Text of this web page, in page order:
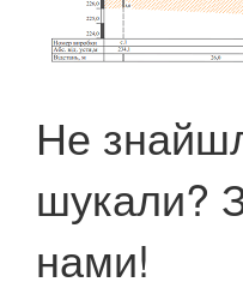
Не
шукали?
нами!